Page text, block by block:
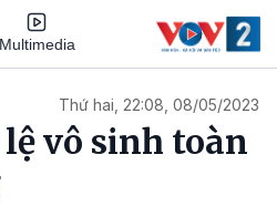
Thứ hai, 22:08, 08/05/2023
vô sinh toàn